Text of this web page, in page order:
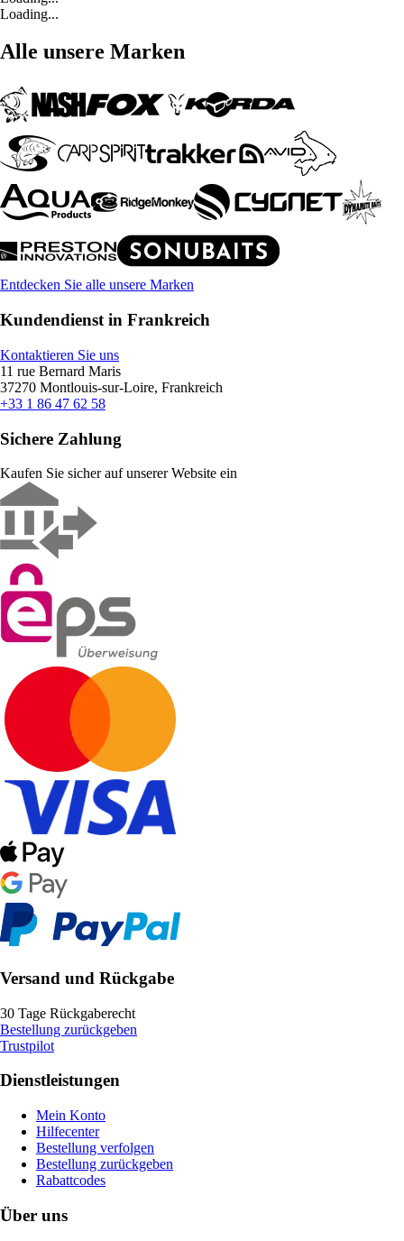
Loading...
Alle unsere Marken
Entdecken Sie alle unsere Marken
Kundendienst in Frankreich
Kontaktieren Sie uns
11 rue Bernard Maris
37270 Montlouis-sur-Loire, Frankreich
+33 1 86 47 62 58
Sichere Zahlung
Kaufen Sie sicher auf unserer Website ein
Versand und Rückgabe
30 Tage Rückgaberecht
Bestellung zurückgeben
Trustpilot
Dienstleistungen
Mein Konto
Hilfecenter
Bestellung verfolgen
Bestellung zurückgeben
Rabattcodes
Über uns